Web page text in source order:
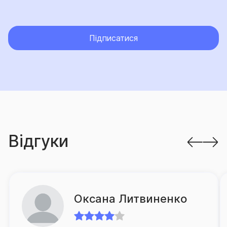
урахуванням актуальних потреб клієнтів.
Страхова група «ТАС» приділяє максимальну увагу
завданнями для компанії.
клієнтом документів на виплату, а також суттєве
зменшення часу очікування ним відповідного
відшкодування.
Підписатися
Відгуки
Оксана Литвиненко